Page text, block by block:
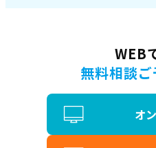
WEB
無料相談
オ